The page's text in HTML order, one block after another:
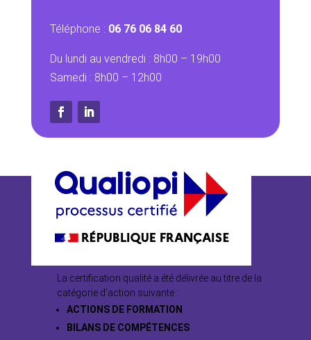
Téléphone : 06 76 06 84 60
Du lundi au vendredi : 8h00 – 19h00
Samedi : 8h00 – 12h00
La certification qualité a été délivrée au titre de la
catégorie d’action suivante :
ACTIONS DE FORMATION
BILANS DE COMPÉTENCES